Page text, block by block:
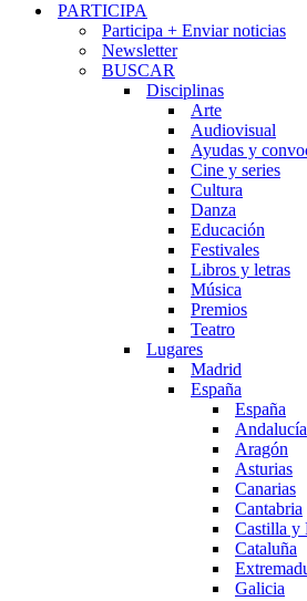
PARTICIPA
Participa + Enviar noticias
Newsletter
BUSCAR
Disciplinas
Arte
Audiovisual
Ayudas y
Cine y series
Cultura
Danza
Educación
Festivales
Libros y letras
Música
Premios
Teatro
Lugares
Madrid
España
España
Andalucía
Aragón
Asturias
Canarias
Cantabria
Castilla y
Cataluña
Galicia